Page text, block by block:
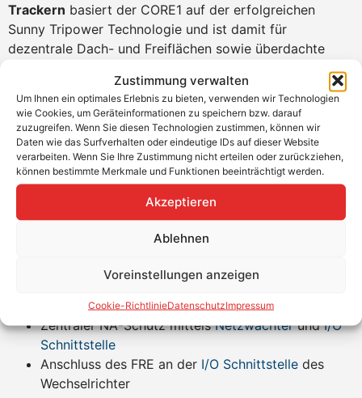
Zustimmung verwalten
Um Ihnen ein optimales Erlebnis zu bieten, verwenden wir Technologien
wie Cookies, um Geräteinformationen zu speichern bzw. darauf
zuzugreifen. Wenn Sie diesen Technologien zustimmen, können wir
Daten wie das Surfverhalten oder eindeutige IDs auf dieser Website
verarbeiten. Wenn Sie Ihre Zustimmung nicht erteilen oder zurückziehen,
können bestimmte Merkmale und Funktionen beeinträchtigt werden.
Akzeptieren
Ablehnen
Voreinstellungen anzeigen
Cookie-RichtlinieDatenschutzImpressum
Trackern basiert der CORE1 auf der erfolgreichen
Sunny Tripower Technologie und ist damit für
dezentrale Dach- und Freiflächen sowie überdachte
sind damit schnell und einfach zu
realisieren. Der Sunny Tripower 50-41 CORE1
unterscheidet sich von dem Sunny Tripower 50-40
CORE1 aufgrund zwei neuer Funktionen. Zum einen
enthält er die Lichtbogenschutzfunktion AFCI und zum
zweiten ist er mit einer I-V-Generatordiagnose
Integrierter DC-Trennschalter
Lichtbogenschutzfunktion AFCI
I-V-Diagnose des PV-Generators
Zentraler NA-Schutz mittelsNetzwächterundI/O
Schnittstelle
Anschluss des FRE an der I/O Schnittstelle des
Wechselrichter